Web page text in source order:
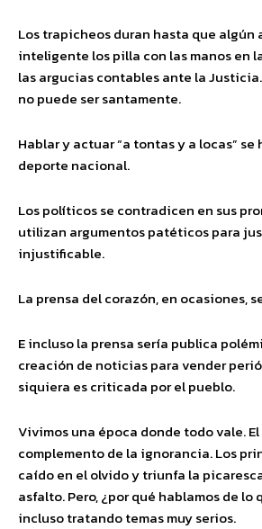
Los trapicheos duran hasta que algún
inteligente los pilla con las manos en
las argucias contables ante la
no puede ser santamente.
Hablar y actuar “a tontas y a locas”
deporte nacional.
Los políticos se contradicen en sus
utilizan argumentos patéticos para
injustificable.
La prensa del corazón, en ocasiones,
E incluso la prensa sería publica
creación de noticias para vender
siquiera es criticada por el pueblo.
Vivimos una época donde todo vale.
complemento de la ignorancia. Los
caído en el olvido y triunfa la
asfalto. Pero, ¿por qué hablamos de lo
incluso tratando temas muy serios.